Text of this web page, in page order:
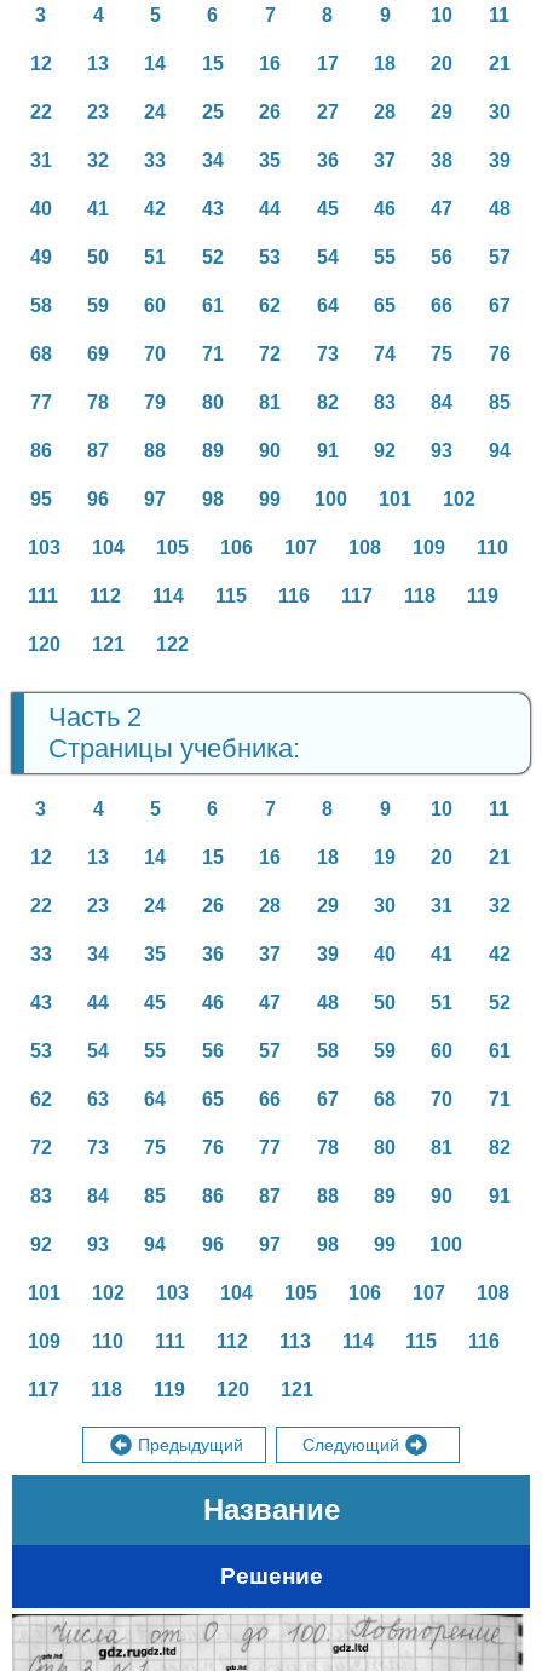
3 4 5 6 7 8 9 10 11
12 13 14 15 16 17 18 20 21
22 23 24 25 26 27 28 29 30
31 32 33 34 35 36 37 38 39
40 41 42 43 44 45 46 47 48
49 50 51 52 53 54 55 56 57
58 59 60 61 62 64 65 66 67
68 69 70 71 72 73 74 75 76
77 78 79 80 81 82 83 84 85
86 87 88 89 90 91 92 93 94
95 96 97 98 99 100 101 102
103 104 105 106 107 108 109 110
111 112 114 115 116 117 118 119
120 121 122
Часть 2
Страницы учебника:
3 4 5 6 7 8 9 10 11
12 13 14 15 16 18 19 20 21
22 23 24 26 28 29 30 31 32
33 34 35 36 37 39 40 41 42
43 44 45 46 47 48 50 51 52
53 54 55 56 57 58 59 60 61
62 63 64 65 66 67 68 70 71
72 73 75 76 77 78 80 81 82
83 84 85 86 87 88 89 90 91
92 93 94 96 97 98 99 100
101 102 103 104 105 106 107 108
109 110 111 112 113 114 115 116
117 118 119 120 121
Предыдущий Следующий
Название
Решение